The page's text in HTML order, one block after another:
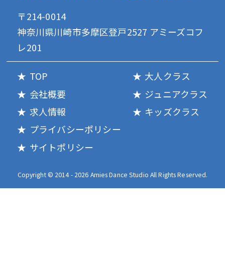
〒214-0014
神奈川県川崎市多摩区登戸2527 アミーズコフ
レ201
TOP
会社概要
求人情報
大人クラス
ジュニアクラス
キッズクラス
プライバシーポリシー
サイトポリシー
Copyright © 2014 - 2026 Amies Dance Studio All Rights Reserved.